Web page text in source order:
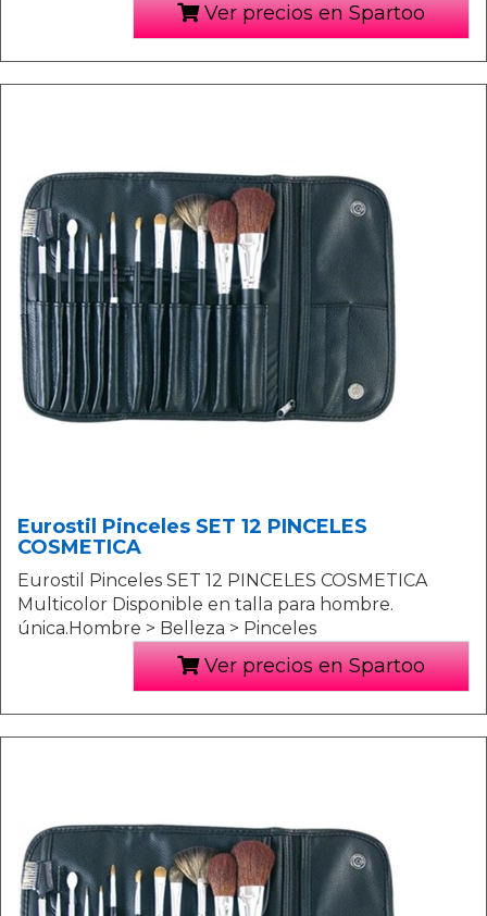
Ver precios en Spartoo
Eurostil Pinceles SET 12 PINCELES
COSMETICA
Eurostil Pinceles SET 12 PINCELES COSMETICA
Multicolor Disponible en talla para hombre.
única.Hombre > Belleza > Pinceles
Ver precios en Spartoo